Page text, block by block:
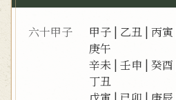
六十甲子 甲子 | 乙丑 |丙寅
庚午
辛未 |壬申 |癸酉
丁丑